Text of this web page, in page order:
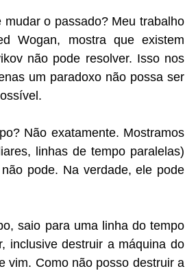
o passado? Meu trabalho
Wogan, mostra que existem
não pode resolver. Isso nos
um paradoxo não possa ser
Não exatamente. Mostramos
linhas de tempo paralelas)
pode. Na verdade, ele pode
saio para uma linha do tempo
inclusive destruir a máquina do
vim. Como não posso destruir a